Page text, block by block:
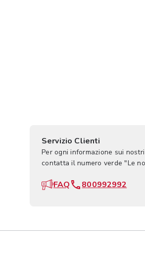
Servizio Clienti
Per ogni informazione sui
contatta il numero verde "Le
FAQ 800992992